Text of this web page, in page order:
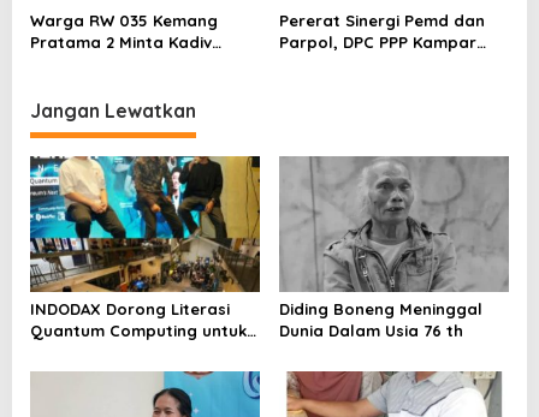
Karpet Masjid di Pakuhaji
Kampar, Pemred – Pimum
Metroterkini.id Desak Usut
Kasus Ini
Warga RW 035 Kemang
Pratama 2 Minta Kadiv
Metro Bekasi Kota
Pererat Sinergi Pemd dan
Parpol, DPC PPP Kampar
Jangan Lewatkan
INDODAX Dorong Literasi
Quantum Computing untuk
Blockchain
Diding Boneng Meninggal
Dunia Dalam Usia 76 th